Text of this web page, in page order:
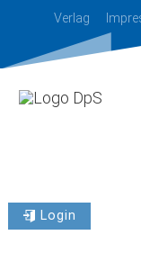
Verlag
Login